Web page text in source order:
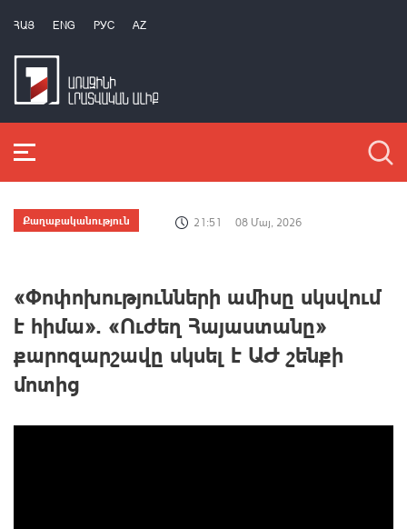
ՀԱՅ ENG РУС AZ
Քաղաքականություն 21:51 08 Մայ, 2026
«Փոփոխությունների ամիսը սկսվում
է հիմա». «Ուժեղ Հայաստանը»
քարոզարշավը սկսել է ԱԺ շենքի
մոտից